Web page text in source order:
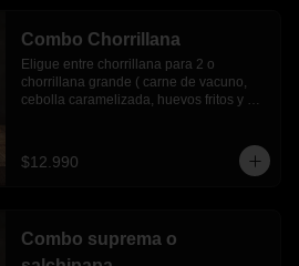
Combo Chorrillana
Eligue entre chorrillana para 2 o
chorrillana grande ( carne de vacuno,
cebolla caramelizada, huevos fritos y
$12.990
Combo suprema o